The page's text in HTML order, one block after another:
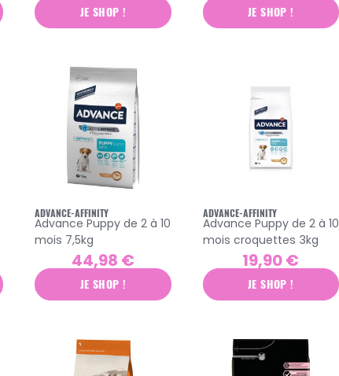
JE SHOP ! JE SHOP !
ADVANCE-AFFINITY
Advance Puppy de 2 à 10
mois 7,5kg
44,98 €
JE SHOP !
ADVANCE-AFFINITY
Advance Puppy de 2 à 10
mois croquettes 3kg
19,90 €
JE SHOP !